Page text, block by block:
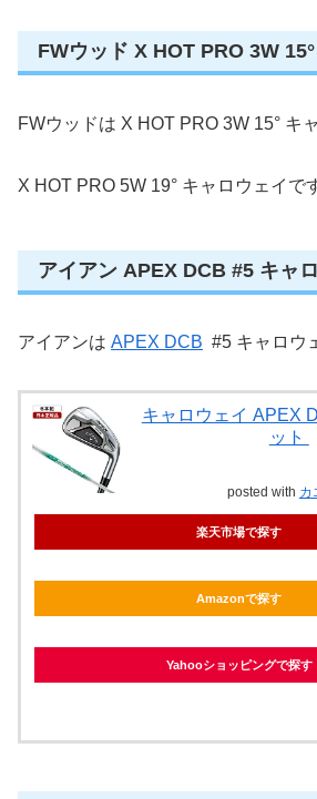
FWウッド X HOT PRO 3W
FWウッドは X HOT PRO 3W 15° キ
X HOT PRO 5W 19° キャロウェイで
アイアン APEX DCB #5 キャ
アイアンは APEX DCB #5 キャロウ
キャロウェイ APEX
ット
posted with カ
楽天市場で探す
Amazonで探す
Yahooショッピングで探す